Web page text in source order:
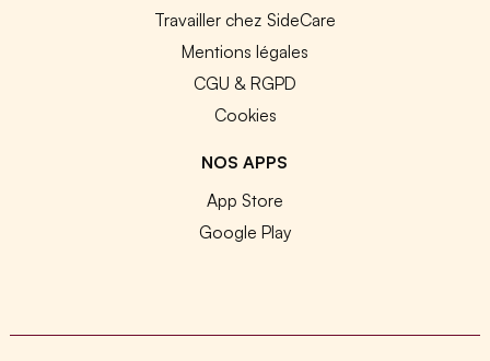
Travailler chez SideCare
Mentions légales
CGU & RGPD
Cookies
NOS APPS
App Store
Google Play